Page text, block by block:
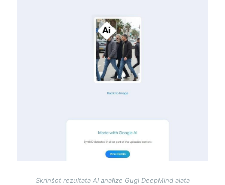
Skrinšot rezultata AI analize Gugl DeepMind alata